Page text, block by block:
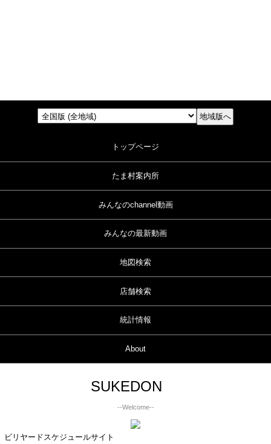
トップページ
たま村案内所
みんなのchannel動画
みんなの最新動画
地図検索
店舗検索
統計情報
About
SUKEDON
--Welcome--
ビリヤードスケジュールサイト